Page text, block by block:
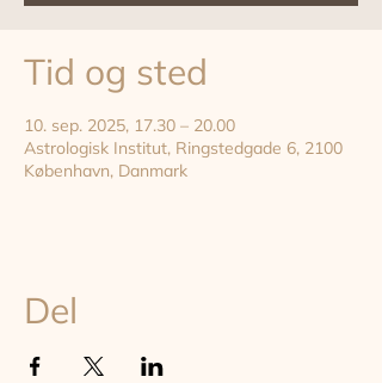
Tid og sted
10. sep. 2025, 17.30 – 20.00
Astrologisk Institut, Ringstedgade 6, 2100
København, Danmark
Del